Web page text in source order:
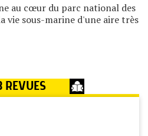
au cœur du parc national des
vie sous-marine d'une aire très
REVUES